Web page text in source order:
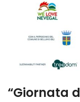
“Giornata